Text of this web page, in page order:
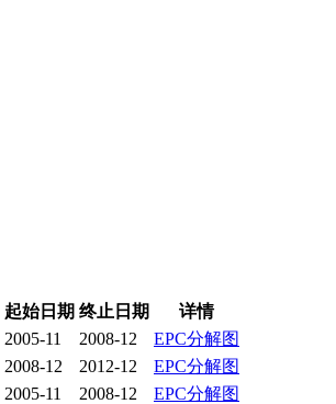
起始日期 终止日期
详情
2005-11 2008-12
EPC分解图
2008-12 2012-12
EPC分解图
2005-11 2008-12
EPC分解图